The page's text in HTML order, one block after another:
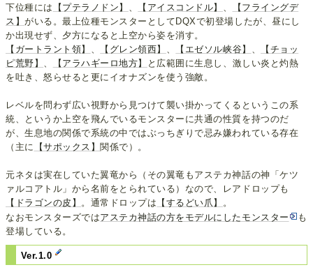
下位種には
【プテラノドン】 【アイスコンドル】
【フライングデ
ス】がいる。最上位種モンスターとしてDQXで初登場したが、昼にし
か出現せず、夕方になると上空から姿を消す。
【ガートラント領】
【グレン領西】 【エゼソル峡谷】
【チョッ
ピ荒野】
【アラハギーロ地方】
と広範囲に生息し、激しい炎と灼熱
を吐き、怒らせると更にイオナズンを使う強敵。
レベルを問わず広い視野から見つけて襲い掛かってくるというこの系
統、というか上空を飛んでいるモンスターに共通の性質を持つのだ
が、生息地の関係で系統の中ではぶっちぎりで忌み嫌われている存在
（主に
【サポックス】関係で）。
元ネタは実在していた翼竜から（その翼竜もアステカ神話の神「ケツ
ァルコアトル」から名前をとられている）なので、レアドロップも
【ドラゴンの皮】
。通常ドロップは 【するどい爪】
。
なおモンスターズではアステカ神話の方をモデルにしたモンスター
も
登場している。
Ver.1.0